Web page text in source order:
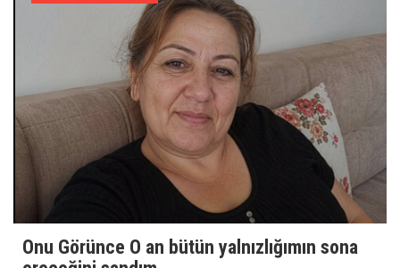
Onu Görünce O an bütün yalnızlığımın sona